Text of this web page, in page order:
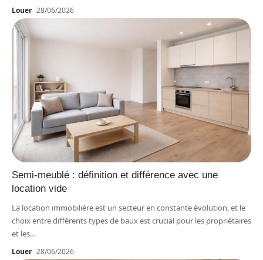
Louer 28/06/2026
Semi-meublé : définition et différence avec une
location vide
La location immobilière est un secteur en constante évolution, et le
choix entre différents types de baux est crucial pour les propriétaires
et les…
Louer 28/06/2026